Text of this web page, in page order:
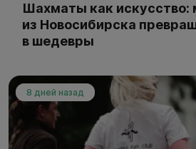
Шахматы как искусство:
из Новосибирска
в шедевры
8 дней назад